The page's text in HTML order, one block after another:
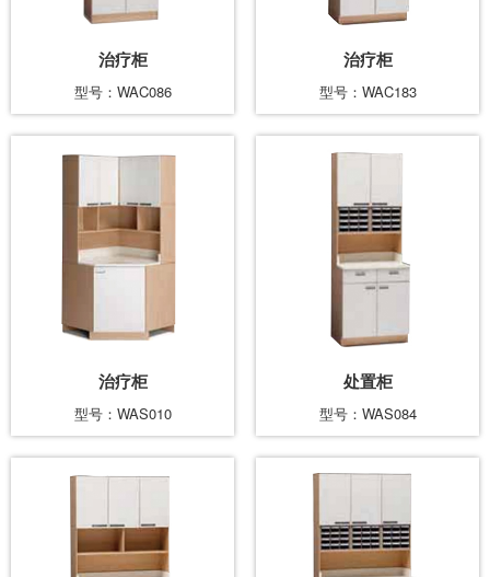
治疗柜
型号：WAC086
治疗柜
型号：WAC183
治疗柜
型号：WAS010
处置柜
型号：WAS084